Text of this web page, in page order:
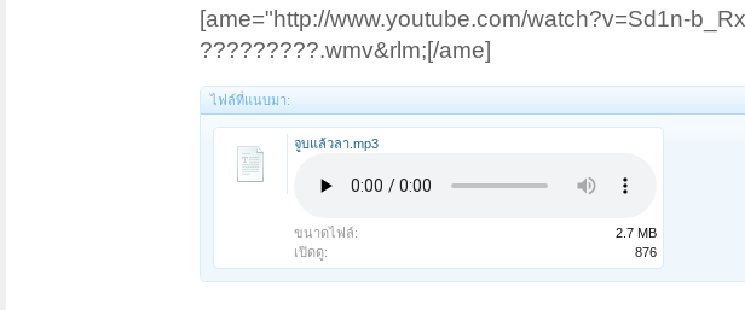
[ame="http://www.youtube.com/watch?v=Sd1n-
‪?????????.wmv‬&rlm;[/ame]
ไฟล์ที่แนบมา:
จูบแล้วลา.mp3
ขนาดไฟล์:
2.7 MB
เปิดดู:
876